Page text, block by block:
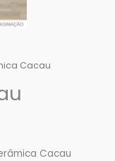
Cacau
Cacau